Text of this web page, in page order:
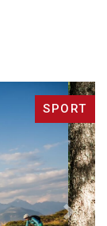
SPORT
Weiter